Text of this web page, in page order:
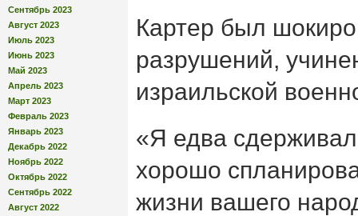
Сентябрь 2023
Август 2023
Июль 2023
Июнь 2023
Май 2023
Апрель 2023
Март 2023
Февраль 2023
Январь 2023
Декабрь 2022
Ноябрь 2022
Октябрь 2022
Сентябрь 2022
Август 2022
Картер был
разрушений,
израильской
«Я едва
хорошо
жизни вашего